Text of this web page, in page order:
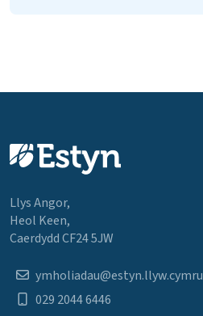
Llys Angor,
Heol Keen,
Caerdydd CF24 5JW
ymholiadau@estyn.llyw.cymru
029 2044 6446